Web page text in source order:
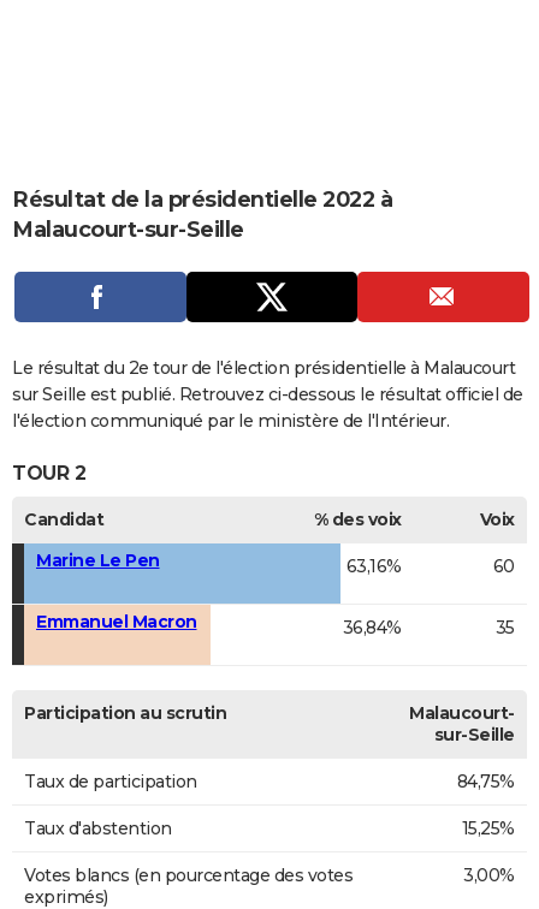
Carte de Noël
Carte Bonne année
Carte Saint-Valentin
Carte Pâques
Carte d'anniversaire
DICTIONNAIRE
PROGRAMME TV
COPAINS D'AVANT
S'inscrire
Se connecter
Lycées
Collèges
Primaires
Universités
Entreprises
Service militaire
Avis de recherche
AVIS DE DÉCÈS
FORUM
Bricolage
Lifestyle
Culture
Sport
Auto
Television
Voyage
Cinema
Résultat de la présidentielle 2022 à
Malaucourt-sur-Seille
Le résultat du 2e tour de l'élection présidentielle à Malaucourt
sur Seille est publié. Retrouvez ci-dessous le résultat officiel de
l'élection communiqué par le ministère de l'Intérieur.
TOUR 2
Candidat % des voix
Voix
Marine Le Pen
63,16% 60
Emmanuel Macron 36,84% 35
Participation au scrutin
Malaucourt-
sur-Seille
Taux de participation 84,75%
Taux d'abstention 15,25%
Votes blancs (en pourcentage des votes
exprimés)
3,00%